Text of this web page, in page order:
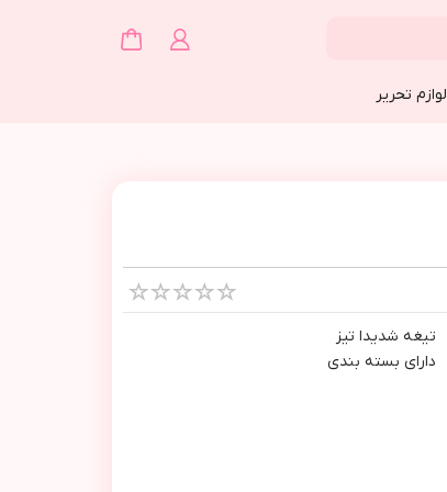
لوازم تحریر
تيغه شديدا تيز
داراي بسته بندي